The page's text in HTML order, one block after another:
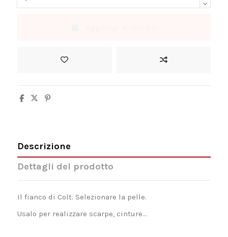
Descrizione
Dettagli del prodotto
Il fianco di Colt. Selezionare la pelle.
Usalo per realizzare scarpe, cinture...